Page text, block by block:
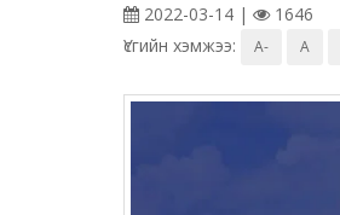
2022-03-14 |
1646
Үсгийн хэмжээ:
A- A